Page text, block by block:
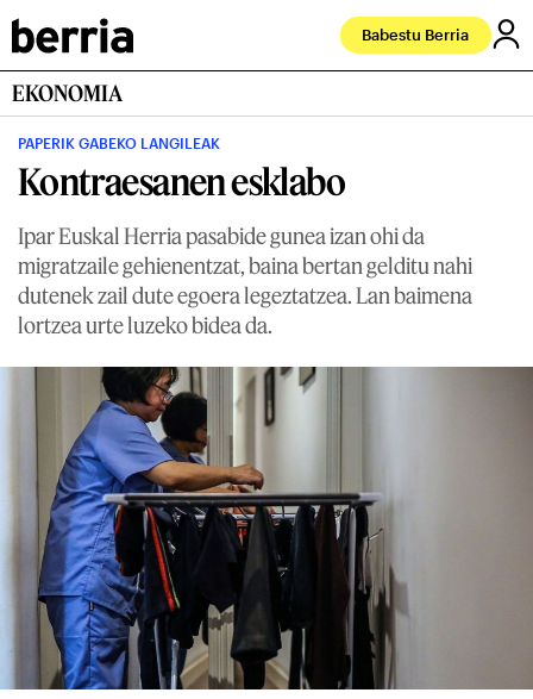
Babestu Berria
EKONOMIA
PAPERIK GABEKO LANGILEAK
Kontraesanen esklabo
Ipar Euskal Herria pasabide gunea izan ohi da
migratzaile gehienentzat, baina bertan gelditu nahi
dutenek zail dute egoera legeztatzea. Lan baimena
lortzea urte luzeko bidea da.